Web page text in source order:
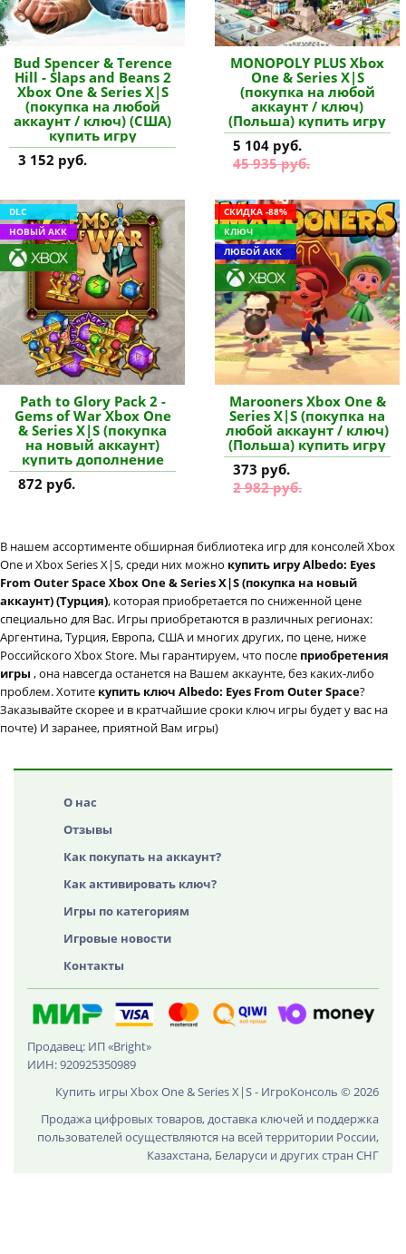
Bud Spencer & Terence
Hill - Slaps and Beans 2
Xbox One & Series X|S
(покупка на любой
аккаунт / ключ) (США)
купить игру
3 152 руб.
MONOPOLY PLUS Xbox
One & Series X|S
(покупка на любой
аккаунт / ключ)
(Польша) купить игру
5 104 руб.
45 935 руб.
DLC
НОВЫЙ АКК
Path to Glory Pack 2 -
Gems of War Xbox One
& Series X|S (покупка
на новый аккаунт)
купить дополнение
872 руб.
СКИДКА -88%
КЛЮЧ
ЛЮБОЙ АКК
Marooners Xbox One &
Series X|S (покупка на
любой аккаунт / ключ)
(Польша) купить игру
373 руб.
2 982 руб.
В нашем ассортименте обширная библиотека игр для консолей Xbox
One и Xbox Series X|S, среди них можно купить игру Albedo: Eyes
From Outer Space Xbox One & Series X|S (покупка на новый
аккаунт) (Турция), которая приобретается по сниженной цене
специально для Вас. Игры приобретаются в различных регионах:
Аргентина, Турция, Европа, США и многих других, по цене, ниже
Российского Xbox Store. Мы гарантируем, что после приобретения
игры , она навсегда останется на Вашем аккаунте, без каких-либо
проблем. Хотите купить ключ Albedo: Eyes From Outer Space?
Заказывайте скорее и в кратчайшие сроки ключ игры будет у вас на
почте) И заранее, приятной Вам игры)
О нас
Отзывы
Как покупать на аккаунт?
Как активировать ключ?
Игры по категориям
Игровые новости
Контакты
Продавец: ИП «Bright»
ИИН: 920925350989
Купить игры Xbox One & Series X|S - ИгроКонсоль © 2026
Продажа цифровых товаров, доставка ключей и поддержка
пользователей осуществляются на всей территории России,
Казахстана, Беларуси и других стран СНГ